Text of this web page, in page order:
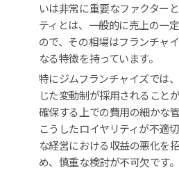
いは非常に重要なファクター
ティとは、一般的に売上の一
ので、その相場はフランチャ
なる特徴を持っています。
特にジムフランチャイズでは
じた変動制が採用されること
確保する上での費用の細かな
こうしたロイヤリティが不適
な経営における収益の悪化を
め、慎重な検討が不可欠です。